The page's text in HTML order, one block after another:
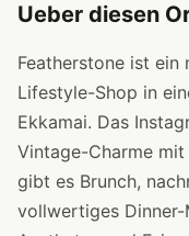
Ueber diesen
Featherstone ist
Lifestyle-Shop in
Ekkamai. Das
Vintage-Charme
gibt es Brunch,
vollwertiges Dinner-